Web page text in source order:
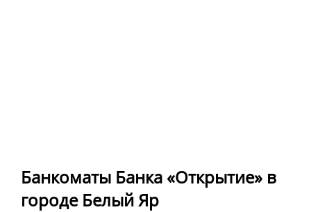
Банкоматы Банка «Открытие» в
городе Белый Яр